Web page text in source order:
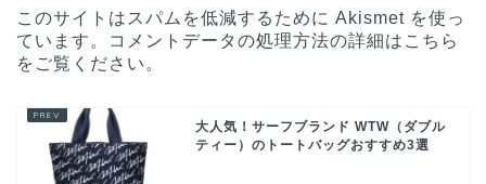
このサイトはスパムを低減するために Akismet を使っ
ています。
コメントデータの処理方法の詳細はこちら
をご覧ください 。
大人気！サーフブランド WTW（ダブル
ティー）のトートバッグおすすめ3選